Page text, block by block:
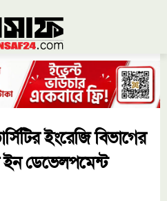
ইংরেজি বিভাগের
ইন ডেভেলপমেন্ট